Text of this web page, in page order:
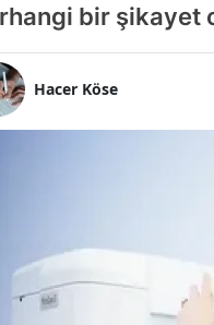
bir şikayet
Hacer Köse